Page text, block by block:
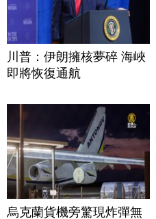
川普：伊朗擁核夢碎 海峽
即將恢復通航
烏克蘭貨機旁驚現炸彈無